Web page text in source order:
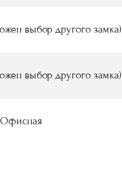
выбор другого замка)
выбор другого замка)
Офисная